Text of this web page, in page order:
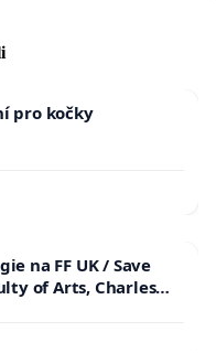
pro kočky
na FF UK / Save
of Arts, Charles